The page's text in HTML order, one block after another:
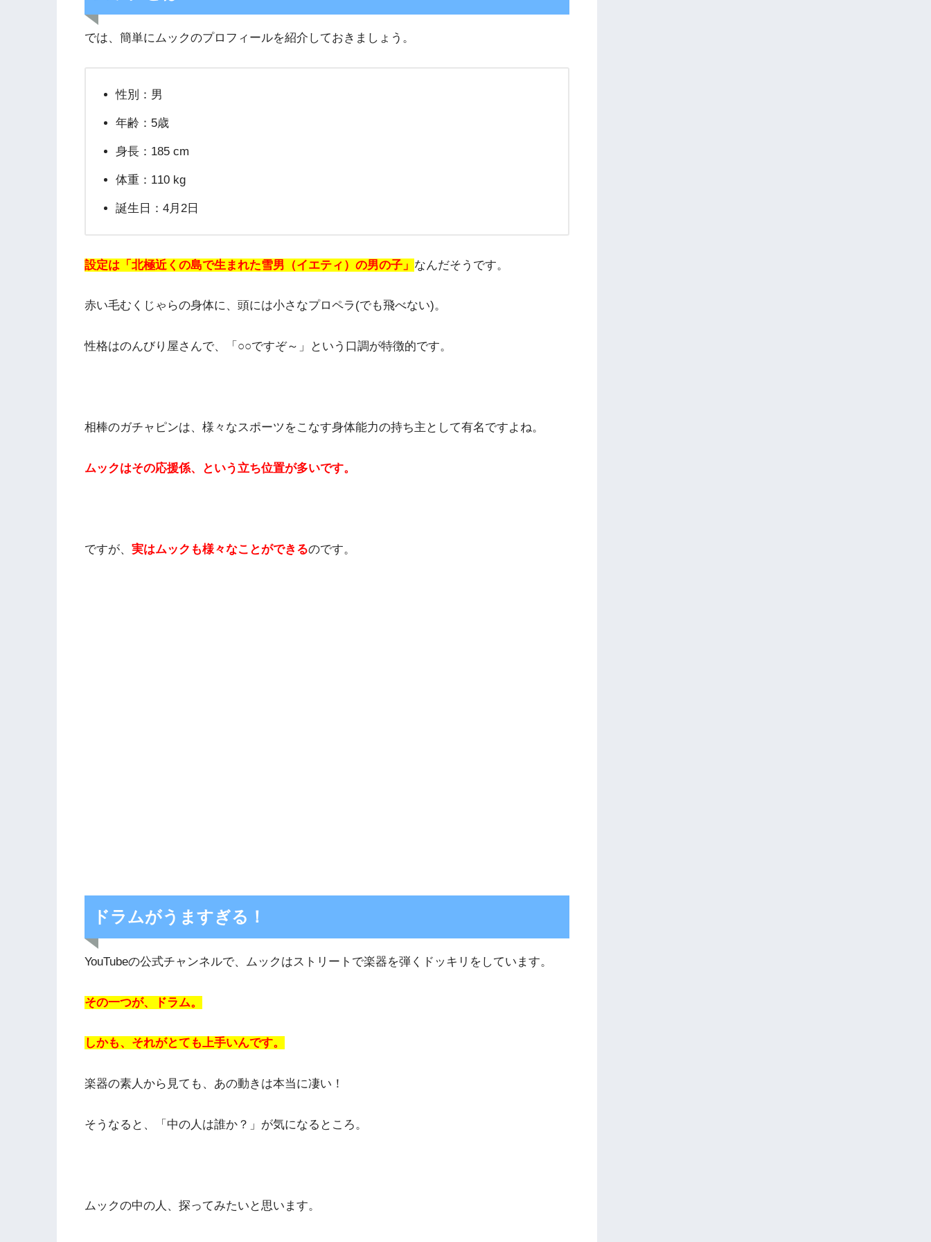
では、簡単にムックのプロフィールを紹介しておきましょう。
性別：男
年齢：5歳
身長：185 cm
体重：110 kg
誕生日：4月2日
設定は「北極近くの島で生まれた雪男（イエティ）の男の子」 なんだそうです。
赤い毛むくじゃらの身体に、頭には小さなプロペラ(でも飛べない)。
性格はのんびり屋さんで、「○○ですぞ～」という口調が特徴的です。
相棒のガチャピンは、様々なスポーツをこなす身体能力の持ち主として有名ですよね。
ムックはその応援係、という立ち位置が多いです。
ですが、 実はムックも様々なことができるのです。
ドラムがうますぎる！
YouTubeの公式チャンネルで、ムックはストリートで楽器を弾くドッキリをしています。
その一つが、ドラム。
しかも、それがとても上手いんです。
楽器の素人から見ても、あの動きは本当に凄い！
そうなると、「中の人は誰か？」が気になるところ。
ムックの中の人、探ってみたいと思います。